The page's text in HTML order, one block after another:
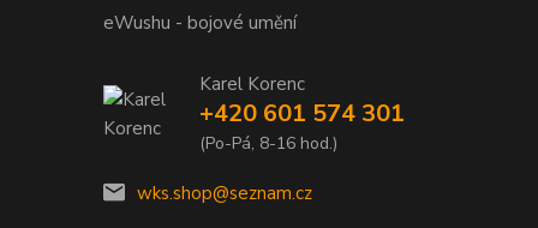
eWushu - bojové umění
Karel Korenc
+420 601 574 301
(Po-Pá, 8-16 hod.)
wks.shop@seznam.cz